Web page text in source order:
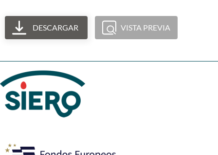
DESCARGAR VISTA PREVIA